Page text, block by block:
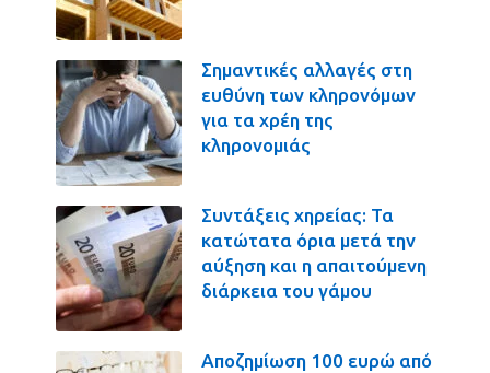
Σημαντικές αλλαγές στη
ευθύνη των κληρονόμων
για τα χρέη της
κληρονομιάς
Συντάξεις χηρείας: Τα
κατώτατα όρια μετά την
αύξηση και η απαιτούμενη
διάρκεια του γάμου
Αποζημίωση 100 ευρώ από